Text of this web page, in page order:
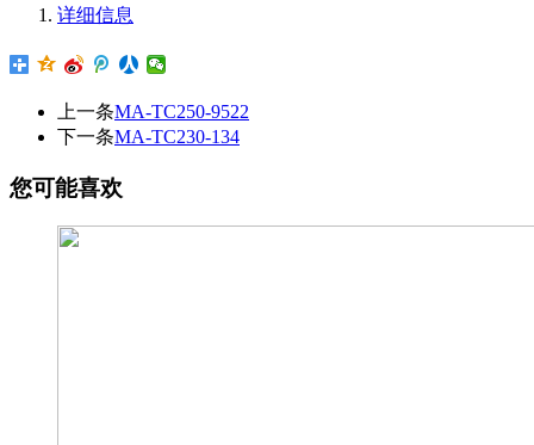
详细信息
上一条MA-TC250-9522
下一条MA-TC230-134
您可能喜欢